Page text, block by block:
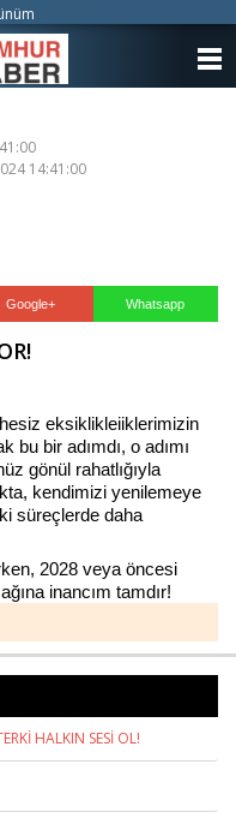
14:41:00
Google+ Whatsapp
eksiklikleiiklerimizin
bu bir adımdı, o adımı
gönül rahatlığıyla
kendimizi yenilemeye
süreçlerde daha
2028 veya öncesi
inancım tamdır!
HALKIN SESİ OL!
YAZARLAR
FOTO GALERİ
İLETİŞİM